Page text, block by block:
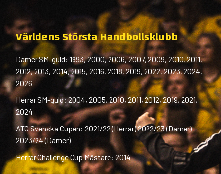
Världens Största Handbollsklubb
Damer SM-guld: 1993, 2000, 2006, 2007, 2009, 2010, 2011,
2012, 2013, 2014, 2015, 2016, 2018, 2019, 2022, 2023, 2024,
2026
Herrar SM-guld: 2004, 2005, 2010, 2011, 2012, 2019, 2021,
2024
ATG Svenska Cupen: 2021/22 (Herrar) 2022/23 (Damer)
2023/24 (Damer)
Herrar Challenge Cup Mästare: 2014